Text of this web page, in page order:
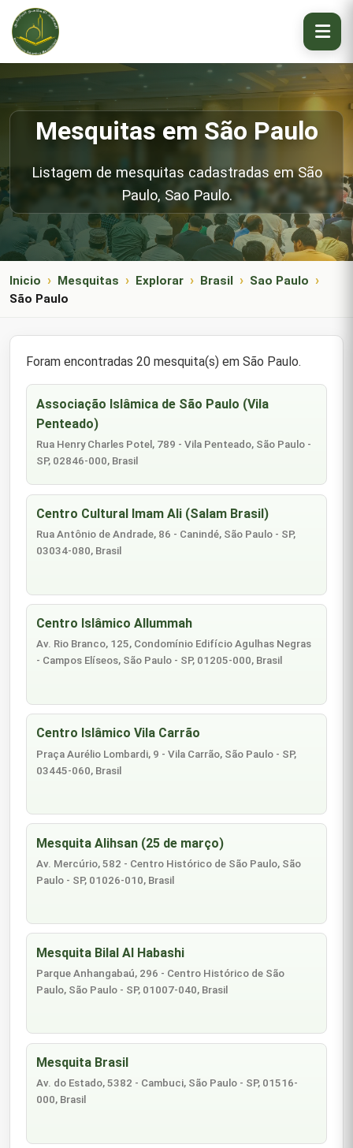
Mesquitas em São Paulo
Listagem de mesquitas cadastradas em São
Paulo, Sao Paulo.
Inicio Mesquitas Explorar Brasil
Sao Paulo
São Paulo
Foram encontradas 20 mesquita(s) em São Paulo.
Associação Islâmica de São Paulo (Vila
Penteado)
Rua Henry Charles Potel, 789 - Vila Penteado, São Paulo -
SP, 02846-000, Brasil
Centro Cultural Imam Ali (Salam Brasil)
Rua Antônio de Andrade, 86 - Canindé, São Paulo - SP,
03034-080, Brasil
Centro Islâmico Allummah
Av. Rio Branco, 125, Condomínio Edifício Agulhas Negras
- Campos Elíseos, São Paulo - SP, 01205-000, Brasil
Centro Islâmico Vila Carrão
Praça Aurélio Lombardi, 9 - Vila Carrão, São Paulo - SP,
03445-060, Brasil
Mesquita Alihsan (25 de março)
Av. Mercúrio, 582 - Centro Histórico de São Paulo, São
Paulo - SP, 01026-010, Brasil
Mesquita Bilal Al Habashi
Parque Anhangabaú, 296 - Centro Histórico de São
Paulo, São Paulo - SP, 01007-040, Brasil
Mesquita Brasil
Av. do Estado, 5382 - Cambuci, São Paulo - SP, 01516-
000, Brasil